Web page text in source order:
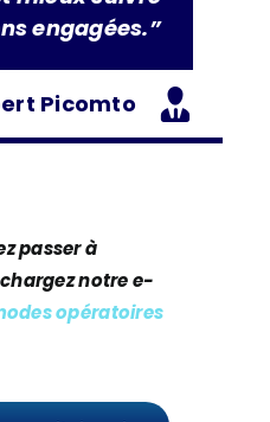
engagées.”
Picomto
passer à
notre e-
opératoires